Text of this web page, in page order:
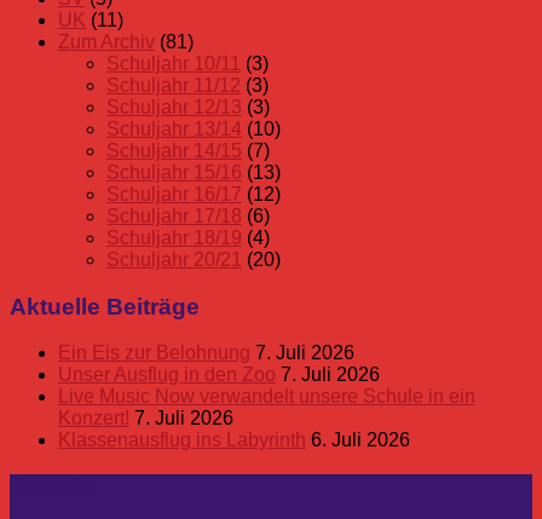
UK (11)
Zum Archiv (81)
Schuljahr 10/11 (3)
Schuljahr 11/12 (3)
Schuljahr 12/13 (3)
Schuljahr 13/14 (10)
Schuljahr 14/15 (7)
Schuljahr 15/16 (13)
Schuljahr 16/17 (12)
Schuljahr 17/18 (6)
Schuljahr 18/19 (4)
Schuljahr 20/21 (20)
Aktuelle Beiträge
Ein Eis zur Belohnung 7. Juli 2026
Unser Ausflug in den Zoo 7. Juli 2026
Live Music Now verwandelt unsere Schule in ein
Konzert! 7. Juli 2026
Klassenausflug ins Labyrinth 6. Juli 2026